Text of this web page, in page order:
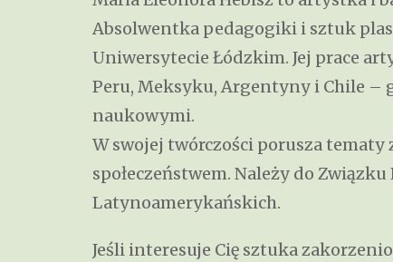
Absolwentka pedagogiki i sztuk
Uniwersytecie Łódzkim. Jej prace
Peru, Meksyku, Argentyny i Chile –
naukowymi.
W swojej twórczości porusza
społeczeństwem. Należy do
Latynoamerykańskich.
Jeśli interesuje Cię sztuka